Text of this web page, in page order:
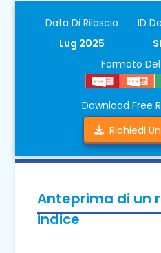
Data Di Rilascio
Lug 2025
ID
Formato
Download Free
Richiedi
Anteprima di un
indice